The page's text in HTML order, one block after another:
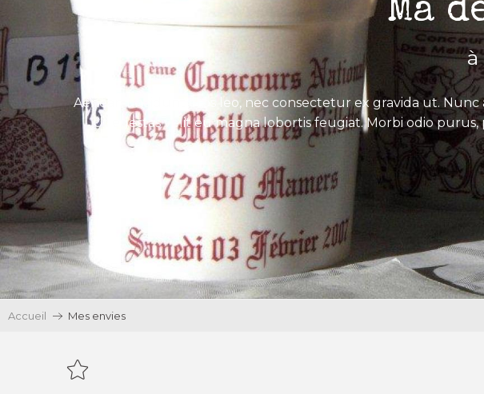
Ma
à
Aenean tincidunt eros leo, nec consectetur ex gravida ut.
Ut egestas velit eu magna lobortis feugiat. Morbi odio
Accueil Mes envies